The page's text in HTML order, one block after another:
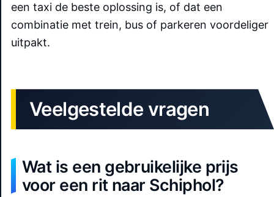
een taxi de beste oplossing is, of dat een
combinatie met trein, bus of parkeren voordeliger
uitpakt.
Veelgestelde vragen
Wat is een gebruikelijke prijs
voor een rit naar Schiphol?